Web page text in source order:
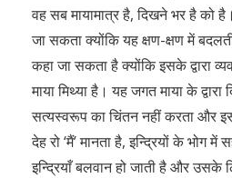
वह सब मायामात्र है, दिखने भर है को
जा सकता क्योंकि यह क्षण-क्षण में
कहा जा सकता है क्योंकि इसके द्वारा
माया मिथ्या है। यह जगत माया के
सत्यस्वरूप का चिंतन नहीं करता और
देह रो ‘मैं’ मानता है, इन्द्रियों के भोग
इन्द्रियाँ बलवान हो जाती है और उसके